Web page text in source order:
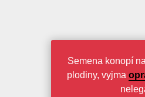
Semena konopí
plodiny, vyjma